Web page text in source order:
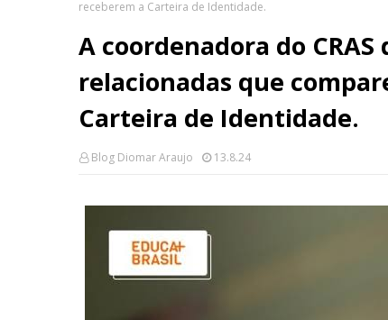
receberem a Carteira de Identidade.
A coordenadora do
relacionadas que
Carteira de Identidade.
Blog Diomar Araujo 13.8.24